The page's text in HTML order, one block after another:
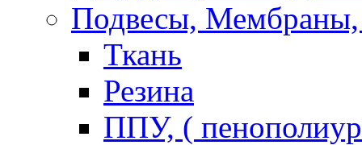
Подвесы,
Ткань
Резина
ППУ, (